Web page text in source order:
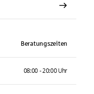
Beratungszeiten
08:00 - 20:00 Uhr